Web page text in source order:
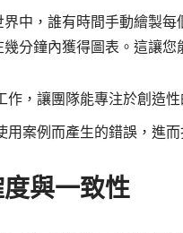
中，誰有時間手動繪製
分鐘內獲得圖表。這讓
作，讓團隊能專注於創造性
用案例而產生的錯誤，進
與一致性